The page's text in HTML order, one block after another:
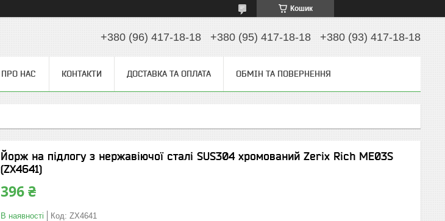
Кошик
+380 (96) 417-18-18 +380 (95) 417-18-18 +380 (93) 417-18-18
ПРО НАС КОНТАКТИ ДОСТАВКА ТА ОПЛАТА ОБМІН ТА ПОВЕРНЕННЯ
Йорж на підлогу з нержавіючої сталі SUS304 хромований Zerix Rich ME03S
(ZX4641)
396 ₴
В наявності Код: ZX4641